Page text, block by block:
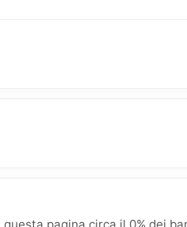
pagina circa il 0% dei